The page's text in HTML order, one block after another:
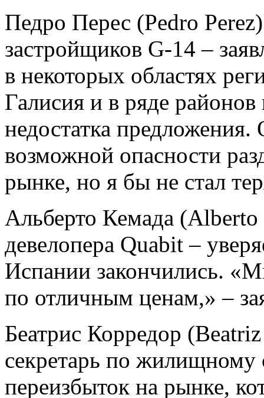
Педро Перес (Pedro
застройщиков G-14 –
в некоторых областях
Галисия и в ряде
недостатка предложения.
возможной опасности
рынке, но я бы не стал
Альберто Кемада
девелопера Quabit –
Испании закончились.
по отличным ценам,» –
Беатрис Корредор
секретарь по жилищному
переизбыток на рынке,